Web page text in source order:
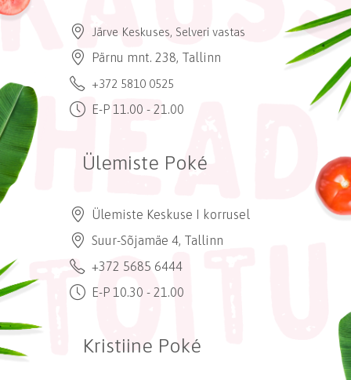
Järve Keskuses, Selveri vastas
Pärnu mnt. 238, Tallinn
+372 5810 0525
E-P 11.00 - 21.00
Ülemiste Poké
Ülemiste Keskuse I korrusel
Suur-Sõjamäe 4, Tallinn
+372 5685 6444
E-P 10.30 - 21.00
Kristiine Poké